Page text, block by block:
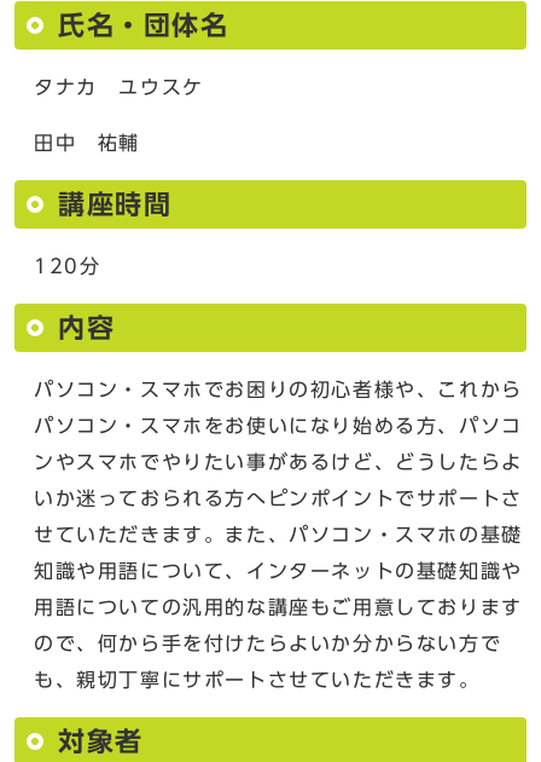
氏名・団体名
タナカ ユウスケ
田中 祐輔
講座時間
120分
内容
パソコン・スマホでお困りの初心者様や、これから
パソコン・スマホをお使いになり始める方、パソコ
ンやスマホでやりたい事があるけど、どうしたらよ
いか迷っておられる方へピンポイントでサポートさ
せていただきます。また、パソコン・スマホの基礎
知識や用語について、インターネットの基礎知識や
用語についての汎用的な講座もご用意しております
ので、何から手を付けたらよいか分からない方で
も、親切丁寧にサポートさせていただきます。
対象者